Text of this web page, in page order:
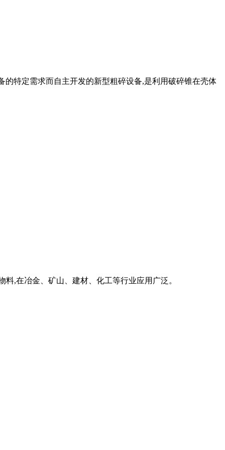
特定需求而自主开发的新型粗碎设备,是利用破碎锥在壳体
,在冶金、矿山、建材、化工等行业应用广泛。